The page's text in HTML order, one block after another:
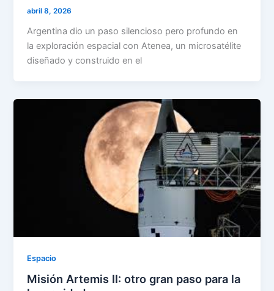
abril 8, 2026
Argentina dio un paso silencioso pero profundo en
la exploración espacial con Atenea, un microsatélite
diseñado y construido en el
Espacio
Misión Artemis II: otro gran paso para la